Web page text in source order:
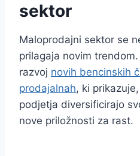
sektor
Maloprodajni sektor se
prilagaja novim
razvoj novih bencinskih
prodajalnah, ki
podjetja diversificirajo
nove priložnosti za rast.